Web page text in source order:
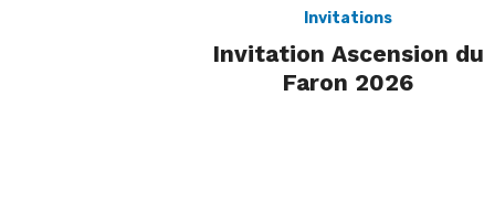
Invitations
Invitation Ascension du
Faron 2026